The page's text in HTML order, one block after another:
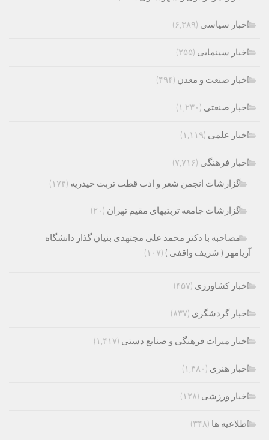
اخبار سیاسی (۶,۳۸۹)
اخبار سینمایی (۲۵۵)
اخبار صنعت و معدن (۴۹۴)
اخبار صنعتی (۱,۲۳۰)
اخبار علمی (۱,۱۱۹)
اخبار فرهنگی (۷,۷۱۶)
گزارشات انجمن شعر و ادب قطب تربت حیدریه (۱۷۴)
گزارشات جامعه تربتیهای مقیم تهران (۲۰)
مصاحبه با دکتر محمد علی مجتهدی بنیان گذار دانشگاه
آریامهر ( شریف واقفی ) (۱۰۷)
اخبار کشاورزی (۴۵۷)
اخبار گردشگری (۸۳۷)
اخبار میراث فرهنگی و صنایع دستی (۱,۴۱۷)
اخبار هنری (۱,۴۸۰)
اخبار ورزشی (۱۲۸)
اطلاعیه ها (۳۴۸)